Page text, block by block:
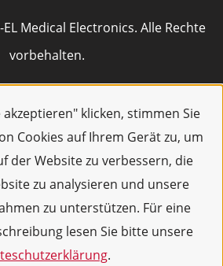
akzeptieren" klicken, stimmen Sie
Cookies auf Ihrem Gerät zu, um
der Website zu verbessern, die
zu analysieren und unsere
zu unterstützen. Für eine
lesen Sie bitte unsere
.
Medical Electronics. Alle Rechte
vorbehalten.